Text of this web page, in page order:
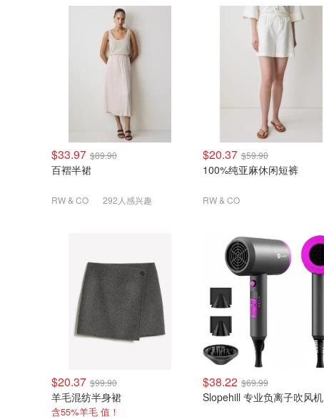
$33.97 $89.90
百褶半裙
RW & CO 292人感兴趣
$20.37 $59.90
100%纯亚麻休闲短裤
RW & CO
$20.37 $99.90
羊毛混纺半身裙
含55%羊毛 值！
$38.22 $69.99
Slopehill 专业负离子吹风机